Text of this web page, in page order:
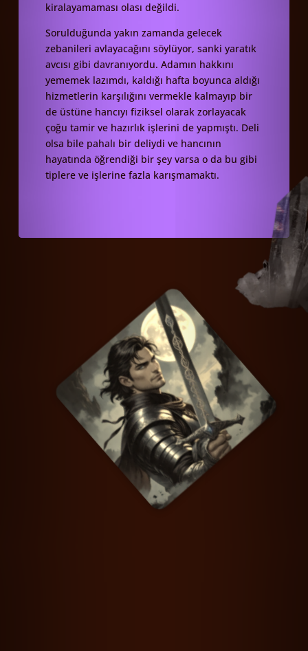
kiralayamaması olası değildi.
Sorulduğunda yakın zamanda gelecek
zebanileri avlayacağını söylüyor, sanki yaratık
avcısı gibi davranıyordu. Adamın hakkını
yememek lazımdı, kaldığı hafta boyunca aldığı
hizmetlerin karşılığını vermekle kalmayıp bir
de üstüne hancıyı fiziksel olarak zorlayacak
çoğu tamir ve hazırlık işlerini de yapmıştı. Deli
olsa bile pahalı bir deliydi ve hancının
hayatında öğrendiği bir şey varsa o da bu gibi
tiplere ve işlerine fazla karışmamaktı.